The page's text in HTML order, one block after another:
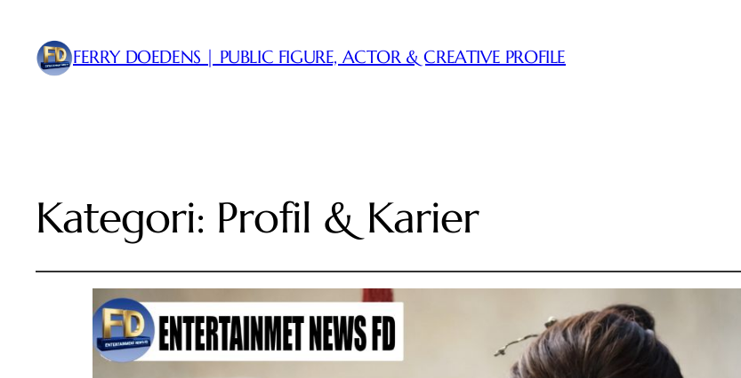
FERRY DOEDENS | PUBLIC FIGURE, ACTOR & CREATIVE PROFILE
Kategori: Profil & Karier